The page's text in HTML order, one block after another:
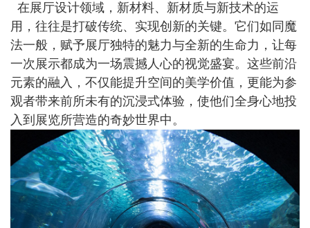
在展厅设计领域，新材料、新材质与新技术的运
用，往往是打破传统、实现创新的关键。它们如同魔
法一般，赋予展厅独特的魅力与全新的生命力，让每
一次展示都成为一场震撼人心的视觉盛宴。这些前沿
元素的融入，不仅能提升空间的美学价值，更能为参
观者带来前所未有的沉浸式体验，使他们全身心地投
入到展览所营造的奇妙世界中。